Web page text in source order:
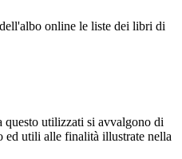
online le liste dei libri di
questo utilizzati si avvalgono di
ed utili alle finalità illustrate nella